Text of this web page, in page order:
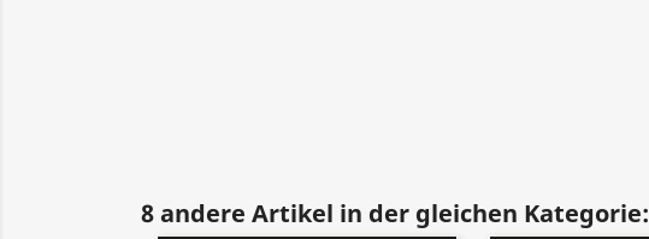
8 andere Artikel in der gleichen Kategorie: